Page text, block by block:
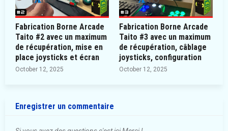
Fabrication Borne Arcade
Taito #2 avec un maximum
de récupération, mise en
place joysticks et écran
October 12, 2025
Fabrication Borne Arcade
Taito #3 avec un maximum
de récupération, câblage
joysticks, configuration
October 12, 2025
Enregistrer un commentaire